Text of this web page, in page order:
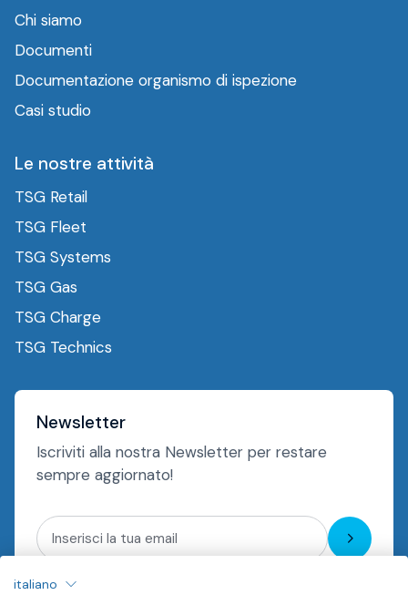
Chi siamo
Documenti
Documentazione organismo di ispezione
Casi studio
Le nostre attività
TSG Retail
TSG Fleet
TSG Systems
TSG Gas
TSG Charge
TSG Technics
Newsletter
Iscriviti alla nostra Newsletter per restare
sempre aggiornato!
Iscriviti
italiano